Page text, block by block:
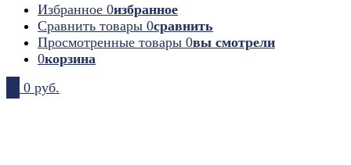
Избранное 0избранное
Сравнить товары 0сравнить
Просмотренные товары 0вы смотрели
0корзина
0 руб.